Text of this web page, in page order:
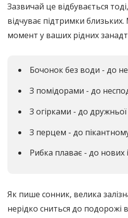
Зазвичай це відбувається
відчуває підтримки
момент у ваших рідних
Бочонок без води - до
З помідорами - до
З огірками - до дружньої
З перцем - до
Рибка плаває - до нових
Як пише сонник, велика
нерідко сниться до подорожі